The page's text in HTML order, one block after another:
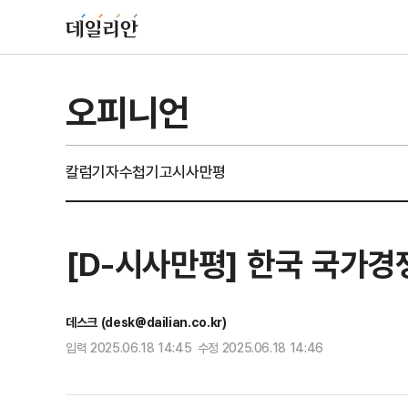
오피니언
칼럼기자수첩기고시사만평
[D-시사만평] 한국 국가
데스크 (desk@dailian.co.kr)
입력 2025.06.18 14:45 수정 2025.06.18 14:46